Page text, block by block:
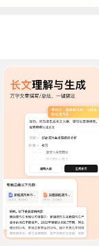
模拟经营
1百+款手游